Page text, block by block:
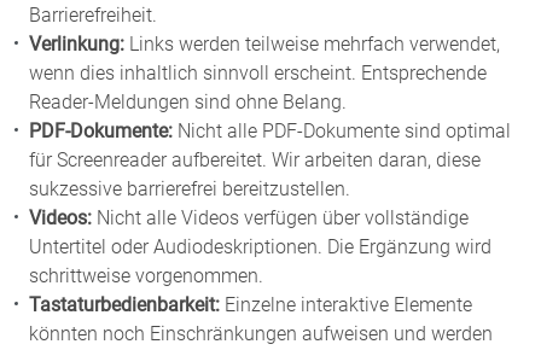
Barrierefreiheit.
Verlinkung: Links werden teilweise mehrfach verwendet,
wenn dies inhaltlich sinnvoll erscheint. Entsprechende
Reader-Meldungen sind ohne Belang.
PDF-Dokumente: Nicht alle PDF-Dokumente sind optimal
für Screenreader aufbereitet. Wir arbeiten daran, diese
sukzessive barrierefrei bereitzustellen.
Videos: Nicht alle Videos verfügen über vollständige
Untertitel oder Audiodeskriptionen. Die Ergänzung wird
schrittweise vorgenommen.
Tastaturbedienbarkeit: Einzelne interaktive Elemente
könnten noch Einschränkungen aufweisen und werden